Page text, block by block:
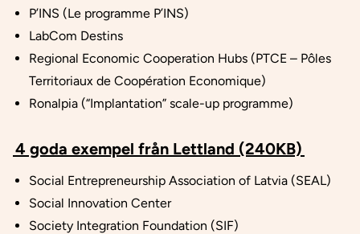
P’INS (Le programme P’INS)
LabCom Destins
Regional Economic Cooperation Hubs (PTCE – Pôles
Territoriaux de Coopération Economique)
Ronalpia (“Implantation” scale-up programme)
4 goda exempel från Lettland (240KB)
Social Entrepreneurship Association of Latvia (SEAL)
Social Innovation Center
Society Integration Foundation (SIF)